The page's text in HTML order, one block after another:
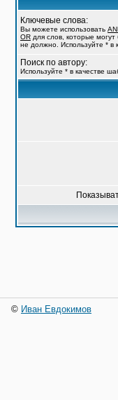
Ключевые слова:
Вы можете использовать
OR для слов, которые могут
не должно. Используйте * в
Поиск по автору:
Используйте * в качестве
© Иван Евдокимов